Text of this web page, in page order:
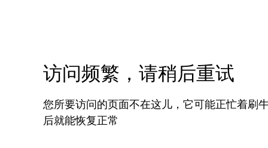
访问频繁，请稍后重试
您所要访问的页面不在这儿，它可能正忙着刷
后就能恢复正常